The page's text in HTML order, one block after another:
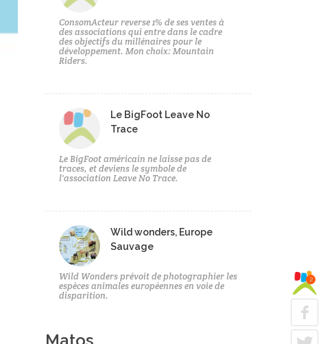
ConsomActeur reverse 1% de ses ventes à
des associations qui entre dans le cadre
des objectifs du millénaires pour le
développement. Mon choix: Mountain
Riders.
Le BigFoot Leave No
Trace
Le BigFoot américain ne laisse pas de
traces, et deviens le symbole de
l'association Leave No Trace.
Wild wonders, Europe
Sauvage
Wild Wonders prévoit de photographier les
espèces animales européennes en voie de
disparition.
2